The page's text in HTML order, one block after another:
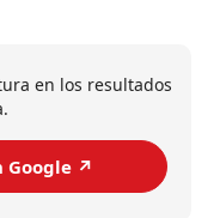
en los resultados
Google ↗️